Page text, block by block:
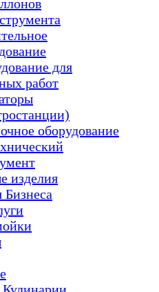
для
работ
оборудование
изделия
Бизнеса